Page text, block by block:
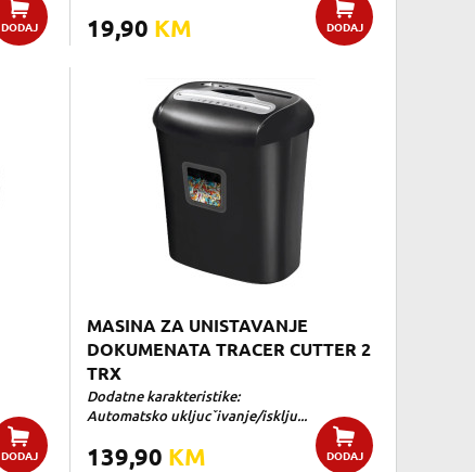
DODAJ 19,90 KM DODAJ
DODAJ
MASINA ZA UNISTAVANJE
DOKUMENATA TRACER CUTTER 2
TRX
Dodatne karakteristike:
Automatsko ukljucˇivanje/isklju...
139,90 KM DODAJ